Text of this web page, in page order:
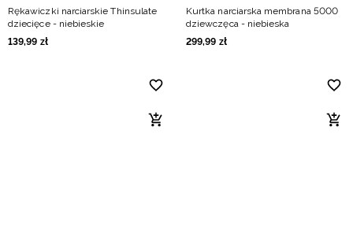
Rękawiczki narciarskie Thinsulate
dziecięce - niebieskie
139,99 zł
Kurtka narciarska membrana 5000
dziewczęca - niebieska
299,99 zł